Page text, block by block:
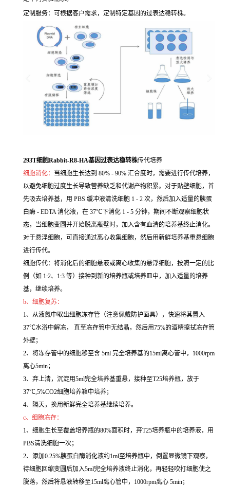
定制服务：可根据客户需求，定制特定基因的过表达稳转株。
293T细胞Rabbit-R8-HA基因过表达稳转株传代培养
细胞消化： 当细胞生长达到 80% - 90% 汇合度时，需要进行传代培养，
以避免细胞过度生长导致营养缺乏和代谢产物积累。对于贴壁细胞，首
先吸去培养基，用 PBS 缓冲液清洗细胞 1 - 2 次，然后加入适量的胰蛋
白酶 - EDTA 消化液，在 37℃下消化 1 - 5 分钟，期间不断观察细胞状
态，当细胞变圆并开始脱离瓶壁时，加入含有血清的培养基终止消化。
对于悬浮细胞，可直接通过离心收集细胞，然后用新鲜培养基重悬细胞
进行传代。
细胞传代：将消化后的细胞悬液或离心收集的悬浮细胞，按照一定的比
例（如 1:2、1:3 等）接种到新的培养瓶或培养皿中，加入适量的培养
基，继续培养。
b、细胞复苏：
1、从液氮中取出细胞冻存管（注意佩戴防护面具），快速将其置入
37℃水浴中解冻， 直至冻存管中无结晶，然后用75%的酒精擦拭冻存管
外壁；
2、将冻存管中的细胞移至含 5ml 完全培养基的15ml离心管中，1000rpm
离心5min；
3、弃上清，沉淀用5ml完全培养基重悬，接种至T25培养瓶，放于
37℃,5%CO2细胞培养箱中培养；
4、隔天，换用新鲜完全培养基继续培养。
c、细胞冻存：
1、细胞生长至覆盖培养瓶的80%面积时，弃T25培养瓶中的培养液，用
PBS清洗细胞一次；
2、添加0.25%胰蛋白酶消化液约1ml至培养瓶中，倒置显微镜下观察，
待细胞回缩变圆后加入5ml完全培养液终止消化，再轻轻吹打细胞使之
脱落，然后将悬液转移至15ml离心管中，1000rpm离心 5min；